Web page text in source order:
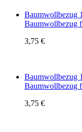
Baumwollbezug
Baumwollbezug
3,75 €
Baumwollbezug
Baumwollbezug
3,75 €